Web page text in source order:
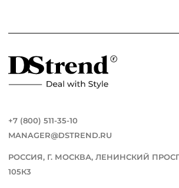
+7 (800) 511-35-10
MANAGER@DSTREND.RU
РОССИЯ, Г. МОСКВА, ЛЕНИНСКИЙ
105К3